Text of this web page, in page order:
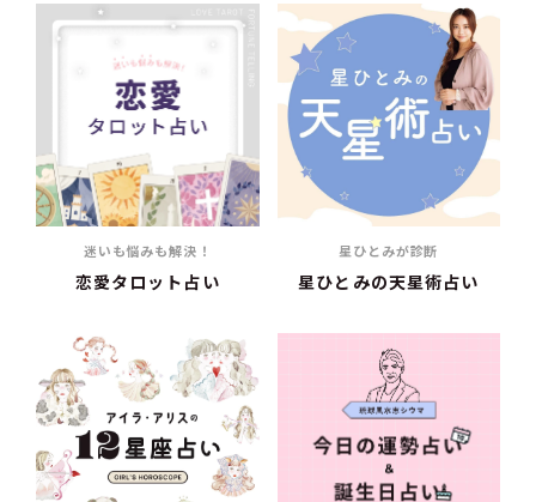
迷いも悩みも解決！
恋愛タロット占い
星ひとみが診断
星ひとみの天星術占い